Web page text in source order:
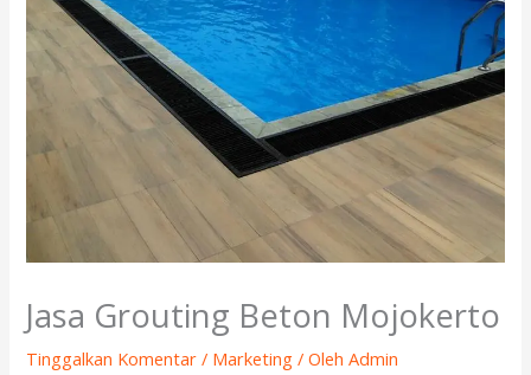
Jasa Grouting Beton Mojokerto
Tinggalkan Komentar / Marketing / OlehAdmin